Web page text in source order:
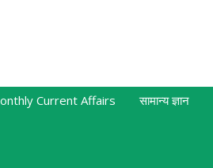
Current Affairs सामान्य ज्ञान